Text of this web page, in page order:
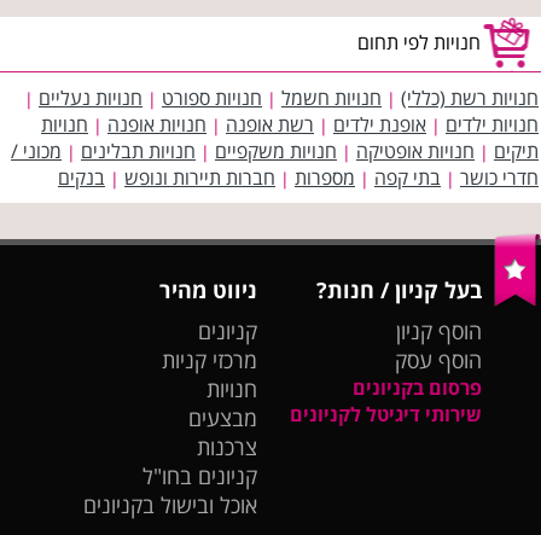
חנויות לפי תחום
חנויות רשת (כללי) | חנויות חשמל | חנויות ספורט | חנויות נעליים |
חנויות ילדים | אופנת ילדים | רשת אופנה | חנויות אופנה | חנויות
תיקים | חנויות אופטיקה | חנויות משקפיים | חנויות תבלינים | מכוני /
חדרי כושר | בתי קפה | מספרות | חברות תיירות ונופש | בנקים
בעל קניון / חנות?
הוסף קניון
הוסף עסק
פרסום בקניונים
שירותי דיגיטל לקניונים
ניווט מהיר
קניונים
מרכזי קניות
חנויות
מבצעים
צרכנות
קניונים בחו"ל
אוכל ובישול בקניונים